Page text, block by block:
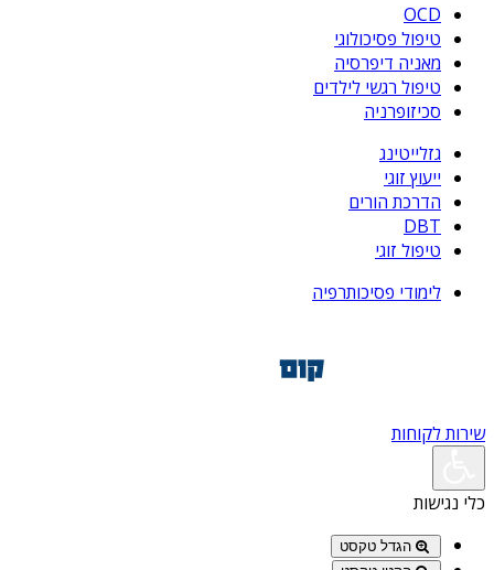
OCD
טיפול פסיכולוגי
מאניה דיפרסיה
טיפול רגשי לילדים
סכיזופרניה
גזלייטינג
ייעוץ זוגי
הדרכת הורים
DBT
טיפול זוגי
לימודי פסיכותרפיה
שירות לקוחות
כלי נגישות
הגדל טקסט